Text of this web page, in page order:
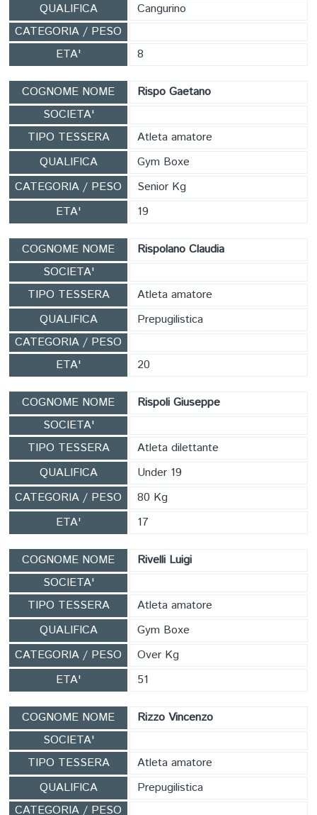
QUALIFICA
Cangurino
CATEGORIA / PESO
ETA'
8
COGNOME NOME
Rispo Gaetano
SOCIETA'
TIPO TESSERA
Atleta amatore
QUALIFICA
Gym Boxe
CATEGORIA / PESO
Senior Kg
ETA'
19
COGNOME NOME
Rispolano Claudia
SOCIETA'
TIPO TESSERA
Atleta amatore
QUALIFICA
Prepugilistica
CATEGORIA / PESO
ETA'
20
COGNOME NOME
Rispoli Giuseppe
SOCIETA'
TIPO TESSERA
Atleta dilettante
QUALIFICA
Under 19
CATEGORIA / PESO
80 Kg
ETA'
17
COGNOME NOME
Rivelli Luigi
SOCIETA'
TIPO TESSERA
Atleta amatore
QUALIFICA
Gym Boxe
CATEGORIA / PESO
Over Kg
ETA'
51
COGNOME NOME
Rizzo Vincenzo
SOCIETA'
TIPO TESSERA
Atleta amatore
QUALIFICA
Prepugilistica
CATEGORIA / PESO